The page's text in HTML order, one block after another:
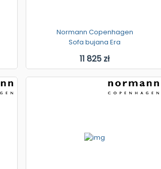
Normann Copenhagen
Sofa bujana Era
11 825 zł